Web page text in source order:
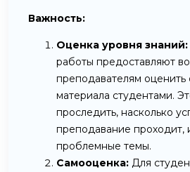
Важность:
Оценка уровня знаний:
работы предоставляют
преподавателям оценить
материала студентами.
проследить, насколько
преподавание проходит,
проблемные темы.
Самооценка: Для